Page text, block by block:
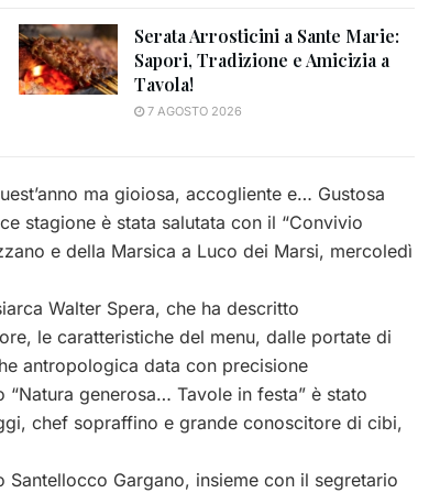
Serata Arrosticini a Sante Marie:
Sapori, Tradizione e Amicizia a
Tavola!
7 AGOSTO 2026
ma gioiosa, accogliente e… Gustosa
stagione è stata salutata con il “Convivio
e della Marsica a Luco dei Marsi, mercoledì
Walter Spera, che ha descritto
le caratteristiche del menu, dalle portate di
antropologica data con precisione
generosa… Tavole in festa” è stato
chef sopraffino e grande conoscitore di cibi,
Gargano, insieme con il segretario